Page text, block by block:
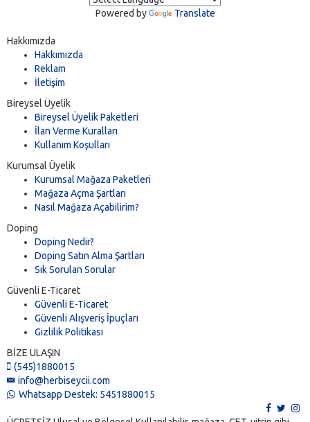
Powered by Translate
Hakkımızda
Hakkımızda
Reklam
İletişim
Bireysel Üyelik
Bireysel Üyelik Paketleri
İlan Verme Kuralları
Kullanım Koşulları
Kurumsal Üyelik
Kurumsal Mağaza Paketleri
Mağaza Açma Şartları
Nasıl Mağaza Açabilirim?
Doping
Doping Nedir?
Doping Satın Alma Şartları
Sık Sorulan Sorular
Güvenli E-Ticaret
Güvenli E-Ticaret
Güvenli Alışveriş İpuçları
Gizlilik Politikası
BİZE ULAŞIN
(545)1880015
info@herbiseycii.com
Whatsapp Destek: 5451880015